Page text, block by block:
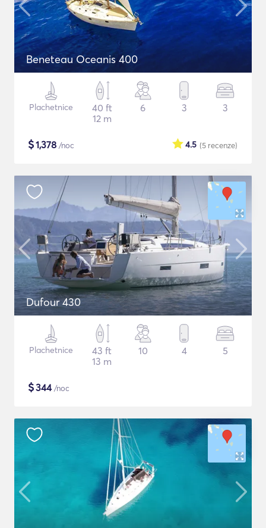
Beneteau Oceanis 400
Plachetnice
40 ft
12 m
6 3 3
$1,378 /noc (5 recenze)
4.5
Dufour 430
Plachetnice
43 ft
13 m
10 4 5
$344/noc